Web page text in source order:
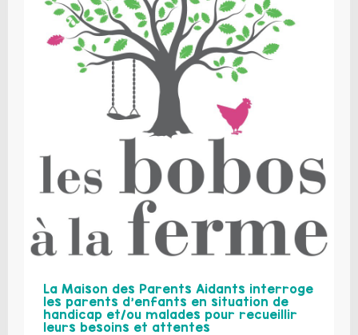
La Maison des Parents Aidants interroge
les parents d’enfants en situation de
handicap et/ou malades pour recueillir
leurs besoins et attentes